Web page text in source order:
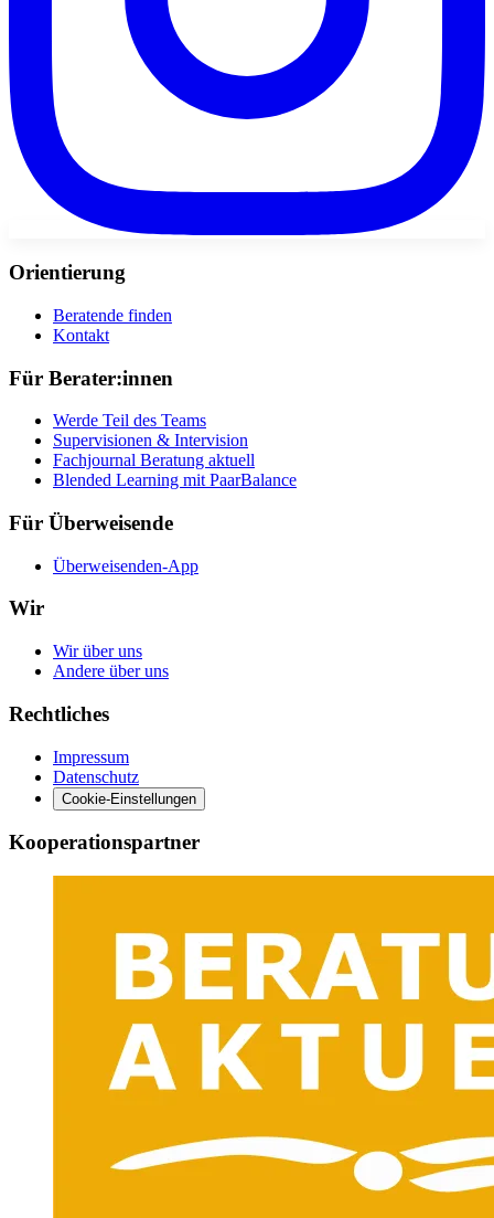
Orientierung
Beratende finden
Kontakt
Für Berater:innen
Werde Teil des Teams
Supervisionen & Intervision
Fachjournal Beratung aktuell
Blended Learning mit PaarBalance
Für Überweisende
Überweisenden-App
Wir
Wir über uns
Andere über uns
Rechtliches
Impressum
Datenschutz
Cookie-Einstellungen
Kooperationspartner